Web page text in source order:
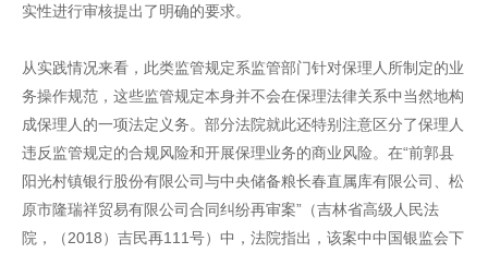
实性进行审核提出了明确的要求。
从实践情况来看，此类监管规定系监管部门针对保理人所制定的业
务操作规范，这些监管规定本身并不会在保理法律关系中当然地构
成保理人的一项法定义务。部分法院就此还特别注意区分了保理人
违反监管规定的合规风险和开展保理业务的商业风险。在“前郭县
阳光村镇银行股份有限公司与中央储备粮长春直属库有限公司、松
原市隆瑞祥贸易有限公司合同纠纷再审案”（吉林省高级人民法
院，（2018）吉民再111号）中，法院指出，该案中中国银监会下